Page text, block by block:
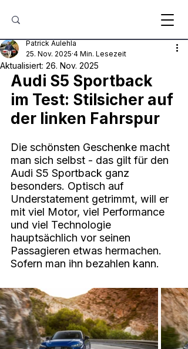
Patrick Aulehla
25. Nov. 2025 4 Min. Lesezeit
Aktualisiert: 26. Nov. 2025
Audi S5 Sportback
im Test: Stilsicher auf
der linken Fahrspur
Die schönsten Geschenke macht
man sich selbst - das gilt für den
Audi S5 Sportback ganz
besonders. Optisch auf
Understatement getrimmt, will er
mit viel Motor, viel Performance
und viel Technologie
hauptsächlich vor seinen
Passagieren etwas hermachen.
Sofern man ihn bezahlen kann.